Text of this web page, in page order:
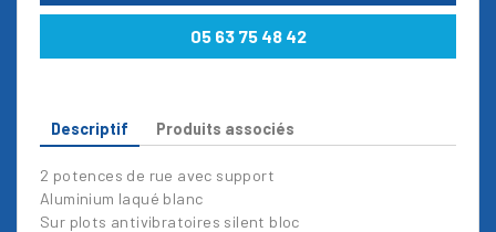
05 63 75 48 42
Descriptif Produits associés
2 potences de rue avec support
Aluminium laqué blanc
Sur plots antivibratoires silent bloc